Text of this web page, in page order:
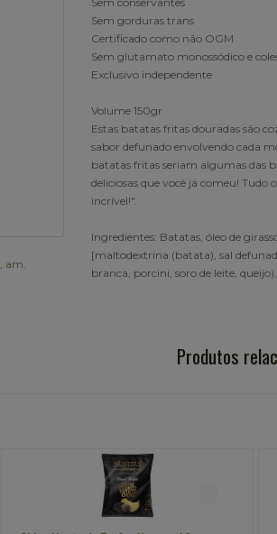
am.
Sem gorduras trans
Certificado como não OGM
Sem glutamato monossódico e
Exclusivo independente
Volume 150gr
Estas batatas fritas douradas são
sabor defunado envolvendo cada
batatas fritas seriam algumas das
deliciosas que você já comeu! Tudo
incrível!".
Ingredientes: Batatas, óleo de
[maltodextrina (batata), sal
branca, porcini, soro de leite,
Produtos